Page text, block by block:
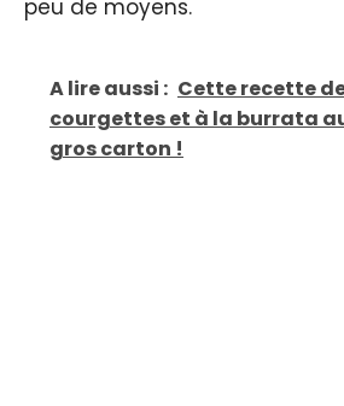
peu de moyens.
A lire aussi : Cette recette
courgettes et à la burrata
gros carton !